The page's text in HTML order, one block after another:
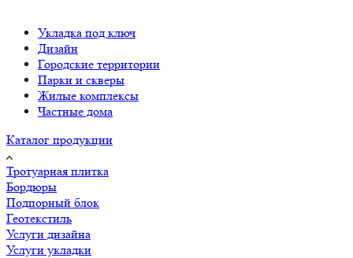
Укладка под ключ
Дизайн
Городские территории
Парки и скверы
Жилые комплексы
Частные дома
Каталог продукции
Тротуарная плитка
Бордюры
Подпорный блок
Геотекстиль
Услуги дизайна
Услуги укладки